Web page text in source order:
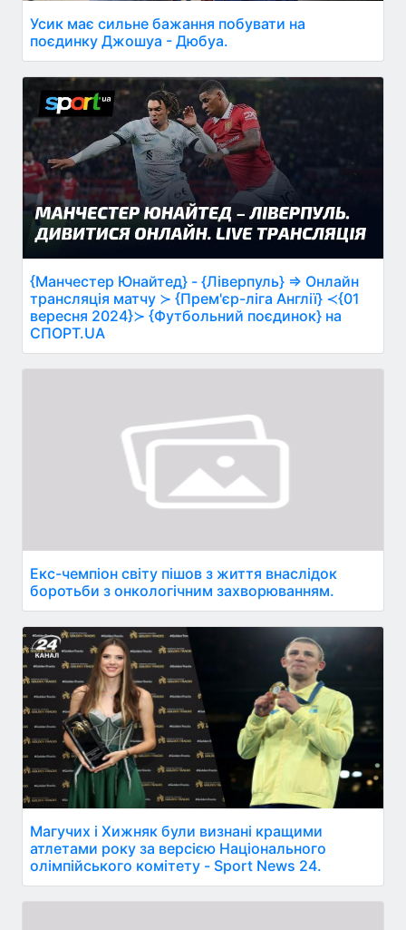
Усик має сильне бажання побувати на
поєдинку Джошуа - Дюбуа.
{Манчестер Юнайтед} - {Ліверпуль} ⇒ Онлайн
трансляція матчу ≻ {Прем'єр-ліга Англії} ≺{01
вересня 2024}≻ {Футбольний поєдинок} на
СПОРТ.UA
Екс-чемпіон світу пішов з життя внаслідок
боротьби з онкологічним захворюванням.
Магучих і Хижняк були визнані кращими
атлетами року за версією Національного
олімпійського комітету - Sport News 24.